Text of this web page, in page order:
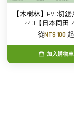
【木樹林】PVC切
240【日本岡田 Z
從NT$ 100 起
加入購物車